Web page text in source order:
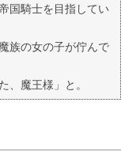
国騎士を目指してい
族の女の子が佇んで
、魔王様」と。